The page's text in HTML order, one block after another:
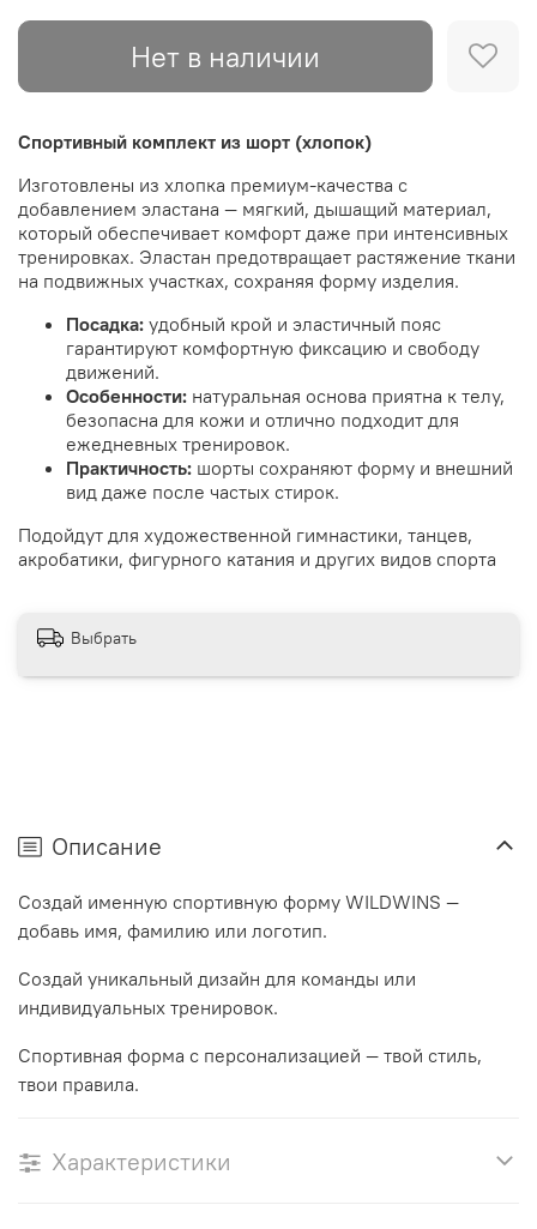
Нет в наличии
Спортивный комплект из шорт (хлопок)
Изготовлены из хлопка премиум-качества с
добавлением эластана — мягкий, дышащий материал,
который обеспечивает комфорт даже при интенсивных
тренировках. Эластан предотвращает растяжение ткани
на подвижных участках, сохраняя форму изделия.
Посадка: удобный крой и эластичный пояс
гарантируют комфортную фиксацию и свободу
движений.
Особенности: натуральная основа приятна к телу,
безопасна для кожи и отлично подходит для
ежедневных тренировок.
Практичность: шорты сохраняют форму и внешний
вид даже после частых стирок.
Подойдут для художественной гимнастики, танцев,
акробатики, фигурного катания и других видов спорта
Выбрать
Описание
Создай именную спортивную форму WILDWINS —
добавь имя, фамилию или логотип.
Создай уникальный дизайн для команды или
индивидуальных тренировок.
Спортивная форма с персонализацией — твой стиль,
твои правила.
Характеристики